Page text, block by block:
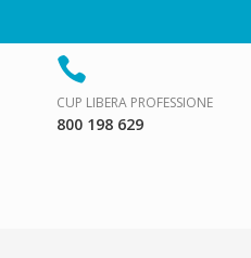
CUP LIBERA PROFESSIONE
800 198 629